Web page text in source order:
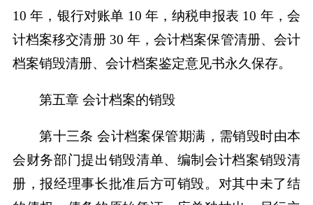
10 年，银行对账单 10 年，纳税申报表 10 年，会
计档案移交清册 30 年，会计档案保管清册、会计
档案销毁清册、会计档案鉴定意见书永久保存。
第五章 会计档案的销毁
第十三条 会计档案保管期满，需销毁时由本
会财务部门提出销毁清单、编制会计档案销毁清
册，报经理事长批准后方可销毁。对其中未了结